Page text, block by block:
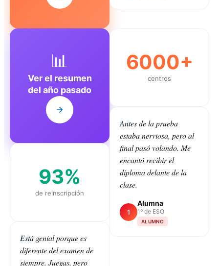
📊
Ver el resumen
del año pasado
93%
de reinscripción
Está genial porque es
diferente del examen de
siempre. Juegas, pero
6000+
centros
Antes de la prueba
estaba nerviosa, pero al
final pasó volando. Me
encantó recibir el
diploma delante de la
clase.
1
Alumna
1º de ESO
ALUMNO